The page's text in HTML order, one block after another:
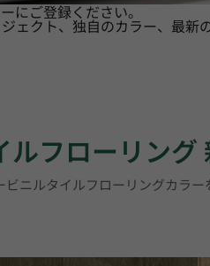
にご登録ください。
ェクト、独自のカラー、最新
ルフローリング
ニルタイルフローリングカラー